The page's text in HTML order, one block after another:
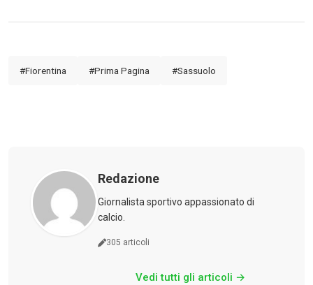
#Fiorentina #Prima Pagina #Sassuolo
Redazione
Giornalista sportivo appassionato di
calcio.
305 articoli
Vedi tutti gli articoli →